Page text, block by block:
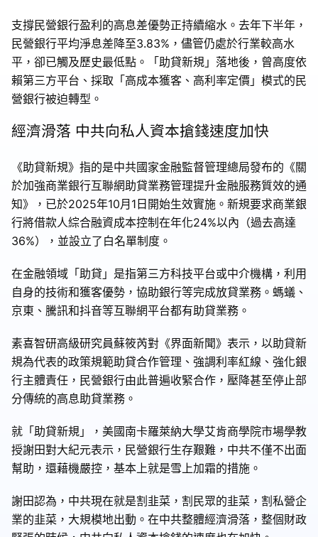
支撐民營銀行盈利的高息差優勢正持續縮水。去年下半年，
民營銀行平均淨息差降至3.83%，儘管仍處於行業較高水
平，卻已觸及歷史最低點。「助貸新規」落地後，曾高度依
賴第三方平台、採取「高成本獲客、高利率定價」模式的民
營銀行被迫轉型。
經濟滑落 中共向私人資本搶錢速度加快
《助貸新規》指的是中共國家金融監督管理總局發布的《關
於加強商業銀行互聯網助貸業務管理提升金融服務質效的通
知》，已於2025年10月1日開始生效實施。新規要求商業銀
行將借款人綜合融資成本控制在年化24%以內（過去高達
36%），並設立了白名單制度。
在金融領域「助貸」是指第三方科技平台或中介機構，利用
自身的技術和獲客優勢，協助銀行等完成放貸業務。螞蟻、
京東、騰訊和抖音等互聯網平台都有助貸業務。
素喜智研高級研究員蘇筱芮對《界面新聞》表示，以助貸新
規為代表的政策規範助貸合作管理、強調利率紅線、強化銀
行主體責任，民營銀行由此普遍收緊合作，壓降甚至停止部
分傳統的高息助貸業務。
就「助貸新規」，美國南卡羅萊納大學艾肯商學院市場學教
授謝田對大紀元表示，民營銀行生存艱難，中共不僅不出面
幫助，還藉機嚴控，基本上就是雪上加霜的措施。
謝田認為，中共現在就是割韭菜，割民眾的韭菜，割私營企
業的韭菜，大規模地出動。在中共整體經濟滑落，整個財政